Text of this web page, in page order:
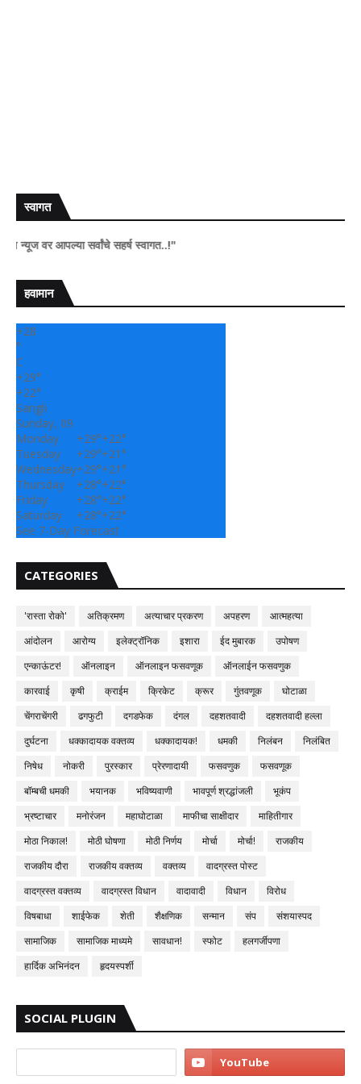
स्वागत
वर आपल्या सर्वांचे सहर्ष स्वागत..!"
हवामान
+28
°
C
+29°
+22°
Sangli
Sunday, 09
Monday
+29°+22°
Tuesday
+29°+21°
Wednesday+29°+21°
Thursday
+28°+22°
Friday
+28°+22°
Saturday
+28°+22°
See 7-Day Forecast
CATEGORIES
'रास्ता रोको' अतिक्रमण अत्याचार प्रकरण अपहरण
आत्महत्या
आंदोलन
आरोग्य इलेक्ट्रॉनिक इशारा ईद मुबारक
उपोषण
एन्काऊंटर!
ऑनलाइन ऑनलाइन फसवणूक
ऑनलाईन फसवणुक
कारवाई
कृषी क्राईम क्रिकेट क्रूर गुंतवणूक
घोटाळा
चेंगराचेंगरी
ढगफुटी दगडफेक दंगल दहशतवादी
दहशतवादी हल्ला
दुर्घटना
धक्कादायक वक्तव्य धक्कादायक! धमकी निलंबन
निलंबित
निषेध
नोकरी पुरस्कार प्रेरणादायी फसवणुक
फसवणूक
बॉम्बची धमकी
भयानक भविष्यवाणी भावपूर्ण श्रद्धांजली
भूकंप
भ्रष्टाचार
मनोरंजन महाघोटाळा माफीचा साक्षीदार
माहितीगार
मोठा निकाल!
मोठी घोषणा मोठी निर्णय मोर्चा मोर्चा!
राजकीय
राजकीय दौरा
राजकीय वक्तव्य वक्तव्य
वादग्रस्त पोस्ट
वादग्रस्त वक्तव्य
वादग्रस्त विधान वादावादी विधान
विरोध
विषबाधा
शाईफेक शेती शैक्षणिक सन्मान संप
संशयास्पद
सामाजिक
सामाजिक माध्यमे सावधान! स्फोट
हलगर्जीपणा
हार्दिक अभिनंदन
हृदयस्पर्शी
SOCIAL PLUGIN